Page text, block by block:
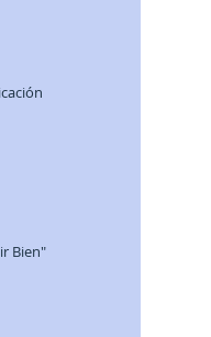
Bien"